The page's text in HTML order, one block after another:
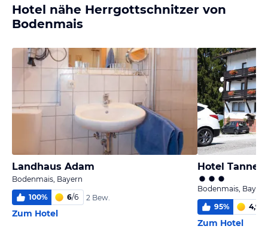
Hotel nähe Herrgottschnitzer von
Bodenmais
Landhaus Adam
Bodenmais, Bayern
100% 6/6 2 Bew.
Zum Hotel
Hotel
Bodenmais, Bayern
95% 4,9
Zum Hotel